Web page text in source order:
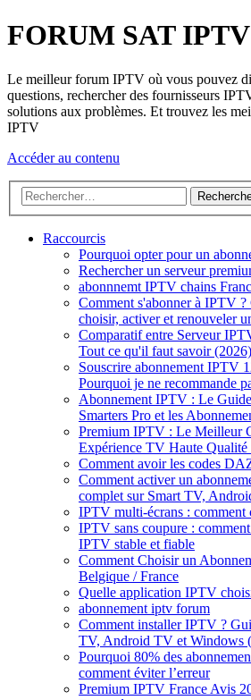
FORUM SAT IPTV
Le meilleur forum IPTV où vous pouvez
questions, rechercher des fournisseurs
solutions aux problèmes. Et trouvez les
IPTV
Accéder au contenu
Raccourcis
Pourquoi opter pour un
Rechercher un serveur
abonnnemt IPTV chains
Comment s'abonner à IPTV
choisir, activer et renouveler
Comparatif entre Serveur
Tout ce qu'il faut savoir (2026)
Souscrire abonnement IPTV
Pourquoi je ne recommande
Abonnement IPTV : Le
Smarters Pro et les
Premium IPTV : Le Meilleur
Expérience TV Haute Qualité
Comment avoir les codes
Comment activer un
complet sur Smart TV,
IPTV multi-écrans : comment
IPTV sans coupure :
IPTV stable et fiable
Comment Choisir un
Belgique / France
Quelle application IPTV
abonnement iptv forum
Comment installer IPTV ?
TV, Android TV et Windows
Pourquoi 80% des
comment éviter l’erreur
Premium IPTV France Avis